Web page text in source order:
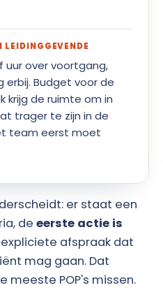
LEIDINGGEVENDE
uur over voortgang,
Budget voor de
krijg de ruimte om in
trager te zijn in de
team eerst moet
er staat een
de eerste actie is
expliciete afspraak dat
mag gaan. Dat
meeste POP's missen.